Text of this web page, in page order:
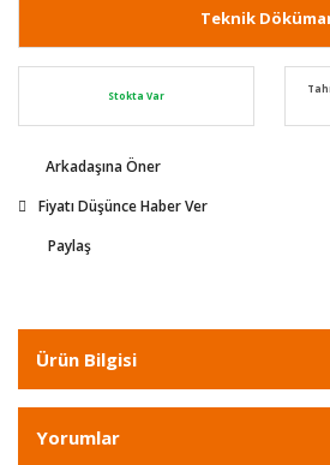
Teknik
Stokta Var
Arkadaşına Öner
Fiyatı Düşünce Haber Ver
Paylaş
Ürün Bilgisi
Yorumlar